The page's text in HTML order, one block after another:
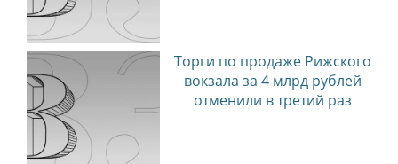
Торги по продаже Рижского
вокзала за 4 млрд рублей
отменили в третий раз